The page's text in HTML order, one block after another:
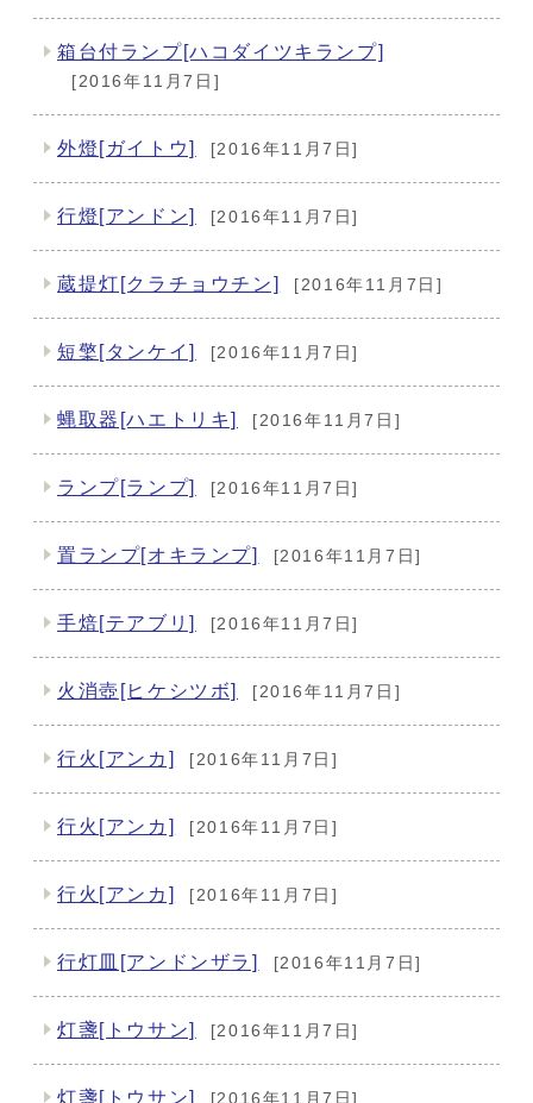
箱台付ランプ[ハコダイツキランプ]
[2016年11月7日]
外燈[ガイトウ] [2016年11月7日]
行燈[アンドン] [2016年11月7日]
蔵提灯[クラチョウチン] [2016年11月7日]
短檠[タンケイ] [2016年11月7日]
蝿取器[ハエトリキ] [2016年11月7日]
ランプ[ランプ] [2016年11月7日]
置ランプ[オキランプ] [2016年11月7日]
手焙[テアブリ] [2016年11月7日]
火消壺[ヒケシツボ] [2016年11月7日]
行火[アンカ] [2016年11月7日]
行火[アンカ] [2016年11月7日]
行火[アンカ] [2016年11月7日]
行灯皿[アンドンザラ] [2016年11月7日]
灯盞[トウサン] [2016年11月7日]
灯盞[トウサン] [2016年11月7日]